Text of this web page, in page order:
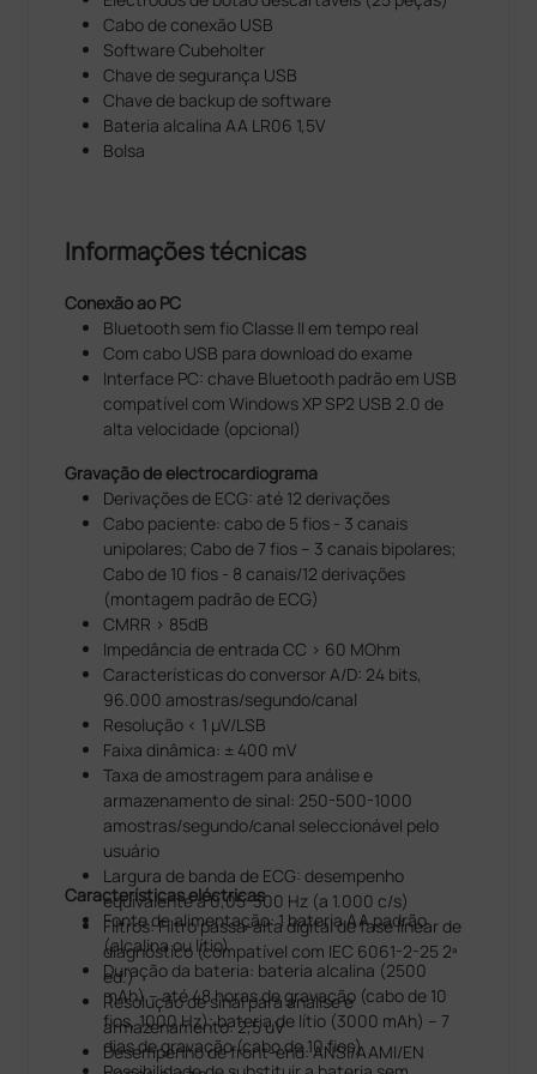
do paciente e o tipo de registo a ser realizado.
A alimentação com pilha padrão AA garante uma
fácil preparação do gravador e a possibilidade de
utilização de pilhas recarregáveis permite conter os
custos do material.
Cabo de conexão USB
Software Cubeholter
Chave de segurança USB
Chave de backup de software
Bateria alcalina AA LR06 1,5V
Bolsa
Informações técnicas
Conexão ao PC
Bluetooth sem fio Classe II em tempo real
Com cabo USB para download do exame
Interface PC: chave Bluetooth padrão em USB
compatível com Windows XP SP2 USB 2.0 de
alta velocidade (opcional)
Gravação de electrocardiograma
Derivações de ECG: até 12 derivações
Cabo paciente: cabo de 5 fios - 3 canais
unipolares; Cabo de 7 fios – 3 canais bipolares;
Cabo de 10 fios - 8 canais/12 derivações
(montagem padrão de ECG)
CMRR > 85dB
Impedância de entrada CC > 60 MOhm
Características do conversor A/D: 24 bits,
96.000 amostras/segundo/canal
Resolução < 1 μV/LSB
Faixa dinâmica: ± 400 mV
Taxa de amostragem para análise e
armazenamento de sinal: 250-500-1000
amostras/segundo/canal seleccionável pelo
usuário
Largura de banda de ECG: desempenho
equivalente a 0,05-300 Hz (a 1.000 c/s)
Filtros: Filtro passa-alta digital de fase linear de
diagnóstico (compatível com IEC 6061-2-25 2ª
ed.)
Resolução de sinal para análise e
armazenamento: 2,5 uV
Desempenho de front-end: ANSI/AAMI/EN
Características eléctricas
Fonte de alimentação: 1 bateria AA padrão
(alcalina ou lítio)
Duração da bateria: bateria alcalina (2500
mAh) – até 48 horas de gravação (cabo de 10
fios, 1000 Hz); bateria de lítio (3000 mAh) – 7
dias de gravação (cabo de 10 fios)